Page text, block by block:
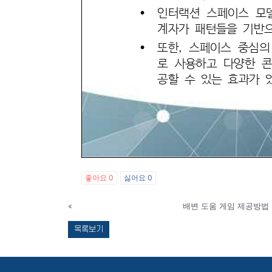
좋아요 0 싫어요 0
« 배변 도움 게임 제공방법
목록보기